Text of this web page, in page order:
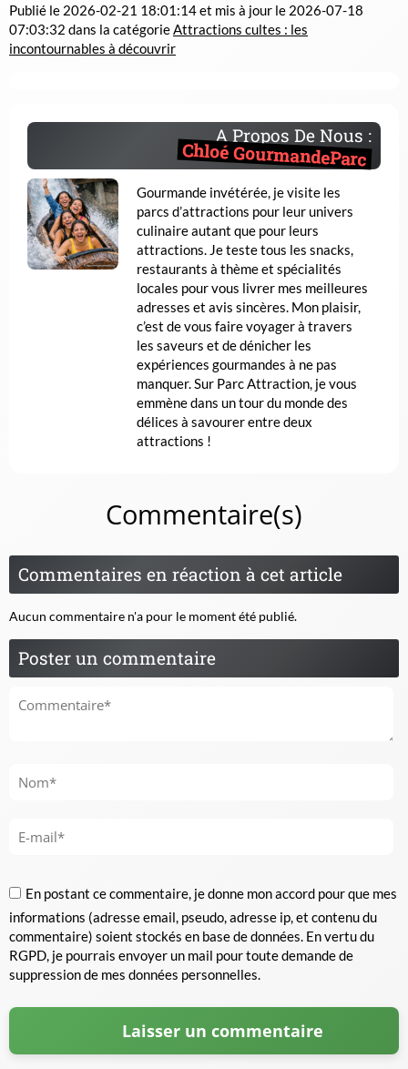
Publié le 2026-02-21 18:01:14et mis à jour le 2026-07-18
07:03:32 dans la catégorieAttractions cultes : les
incontournables à découvrir
A Propos De Nous :
Chloé GourmandeParc
Gourmande invétérée, je visite les
parcs d’attractions pour leur univers
culinaire autant que pour leurs
attractions. Je teste tous les snacks,
restaurants à thème et spécialités
locales pour vous livrer mes meilleures
adresses et avis sincères. Mon plaisir,
c’est de vous faire voyager à travers
les saveurs et de dénicher les
expériences gourmandes à ne pas
manquer. Sur Parc Attraction, je vous
emmène dans un tour du monde des
délices à savourer entre deux
attractions !
Commentaire(s)
Commentaires en réaction à cet article
Aucun commentaire n'a pour le moment été publié.
Poster un commentaire
En postant ce commentaire, je donne mon accord pour que mes
informations (adresse email, pseudo, adresse ip, et contenu du
commentaire) soient stockés en base de données. En vertu du
RGPD, je pourrais envoyer un mail pour toute demande de
suppression de mes données personnelles.